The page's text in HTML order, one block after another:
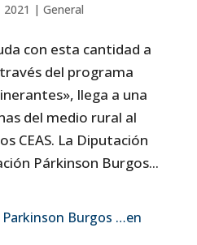
2021 | General
con esta cantidad a
del programa
llega a una
del medio rural al
CEAS. La Diputación
Párkinson Burgos...
Burgos …en